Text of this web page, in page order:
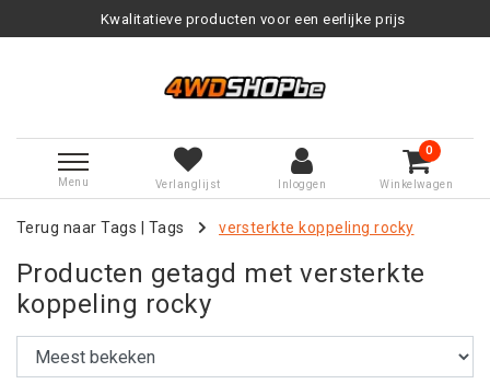
Kwalitatieve producten voor een eerlijke prijs
Menu Verlanglijst Inloggen
0
Winkelwagen
Terug naar Tags Tags versterkte koppeling rocky
Producten getagd met versterkte
koppeling rocky